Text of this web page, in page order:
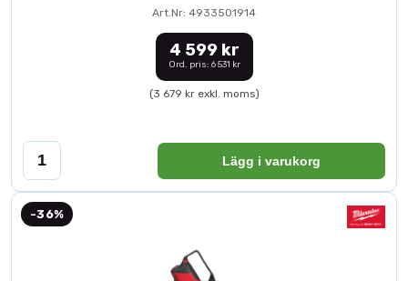
Art.Nr: 4933501914
4 599 kr
Ord. pris: 6 531 kr
(3 679 kr exkl. moms)
Lägg i varukorg
-36%